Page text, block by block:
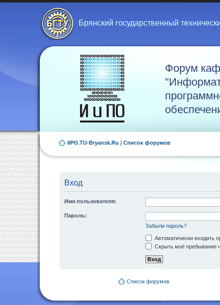
Брянский государственный
Форум
IIPO.TU-Bryansk.Ru | Список форумов
Вход
Имя пользователя:
Пароль:
Забыли пароль?
Автоматически входить
Скрыть моё пребывание
Список форумов